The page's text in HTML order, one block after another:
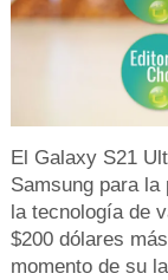
El Galaxy S21
Samsung para
la tecnología de
$200 dólares
momento de su